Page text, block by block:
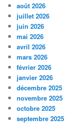
août 2026
juillet 2026
juin 2026
mai 2026
avril 2026
mars 2026
février 2026
janvier 2026
décembre 2025
novembre 2025
octobre 2025
septembre 2025